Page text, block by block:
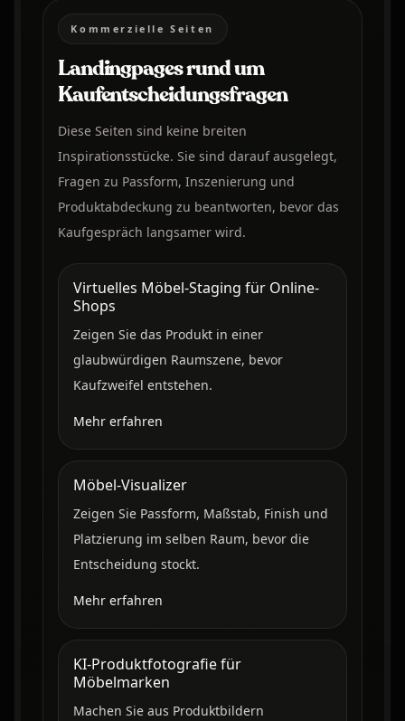
Kommerzielle Seiten
Landingpages rund um
Kaufentscheidungsfragen
Diese Seiten sind keine breiten
Inspirationsstücke. Sie sind darauf ausgelegt,
Fragen zu Passform, Inszenierung und
Produktabdeckung zu beantworten, bevor das
Kaufgespräch langsamer wird.
Virtuelles Möbel-Staging für Online-
Shops
Zeigen Sie das Produkt in einer
glaubwürdigen Raumszene, bevor
Kaufzweifel entstehen.
Mehr erfahren
Möbel-Visualizer
Zeigen Sie Passform, Maßstab, Finish und
Platzierung im selben Raum, bevor die
Entscheidung stockt.
Mehr erfahren
KI-Produktfotografie für
Möbelmarken
Machen Sie aus Produktbildern